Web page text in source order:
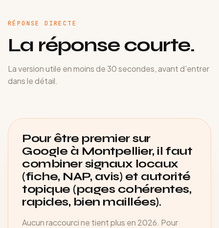
RÉPONSE DIRECTE
La réponse courte.
La version utile en moins de 30 secondes, avant d'entrer
dans le détail.
Pour être premier sur
Google à Montpellier, il faut
combiner signaux locaux
(fiche, NAP, avis) et autorité
topique (pages cohérentes,
rapides, bien maillées).
Aucun raccourci ne tient plus en 2026. Pour